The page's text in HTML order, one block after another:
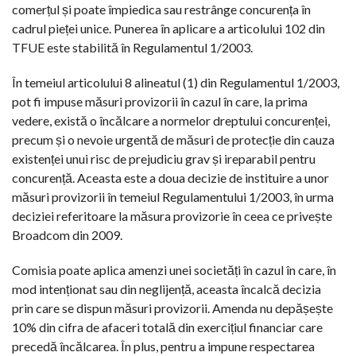
comerțul și poate împiedica sau restrânge concurența în
cadrul pieței unice. Punerea în aplicare a articolului 102 din
TFUE este stabilită în Regulamentul 1/2003.
În temeiul articolului 8 alineatul (1) din Regulamentul 1/2003,
pot fi impuse măsuri provizorii în cazul în care, la prima
vedere, există o încălcare a normelor dreptului concurenței,
precum și o nevoie urgentă de măsuri de protecție din cauza
existenței unui risc de prejudiciu grav și ireparabil pentru
concurență. Aceasta este a doua decizie de instituire a unor
măsuri provizorii în temeiul Regulamentului 1/2003, în urma
deciziei referitoare la măsura provizorie în ceea ce privește
Broadcom din 2009.
Comisia poate aplica amenzi unei societăți în cazul în care, în
mod intenționat sau din neglijență, aceasta încalcă decizia
prin care se dispun măsuri provizorii. Amenda nu depășește
10% din cifra de afaceri totală din exercițiul financiar care
precedă încălcarea. În plus, pentru a impune respectarea